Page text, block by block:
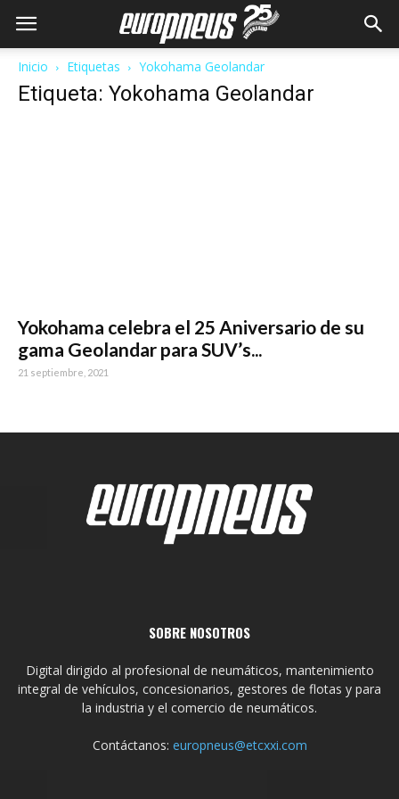
Inicio Etiquetas Yokohama Geolandar
Etiqueta: Yokohama Geolandar
Yokohama celebra el 25 Aniversario de su
gama Geolandar para SUV’s...
21 septiembre, 2021
SOBRE NOSOTROS
Digital dirigido al profesional de neumáticos, mantenimiento
integral de vehículos, concesionarios, gestores de flotas y para
la industria y el comercio de neumáticos.
Contáctanos: europneus@etcxxi.com